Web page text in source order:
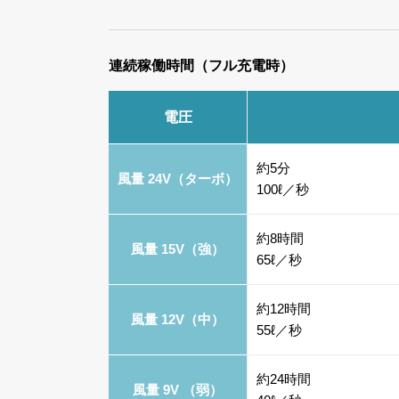
連続稼働時間（フル充電時）
電圧
風量 24V（ターボ）
約5分
100ℓ／秒
風量 15V（強）
約8時間
65ℓ／秒
風量 12V（中）
約12時間
55ℓ／秒
風量 9V （弱）
約24時間